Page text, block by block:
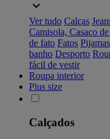
Ver tudo Calças
Camisola, Casaco
de fato Fatos Pijamas
banho Desporto
fácil de vestir
Roupa interior
Plus size
Calçados